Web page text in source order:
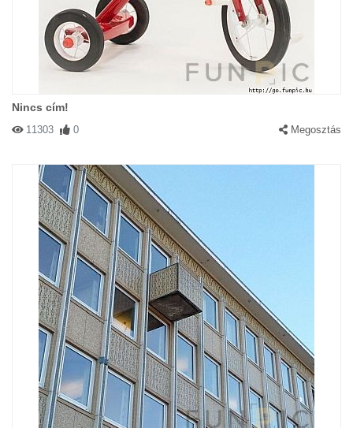
Nincs cím!
11303 0 Megosztás